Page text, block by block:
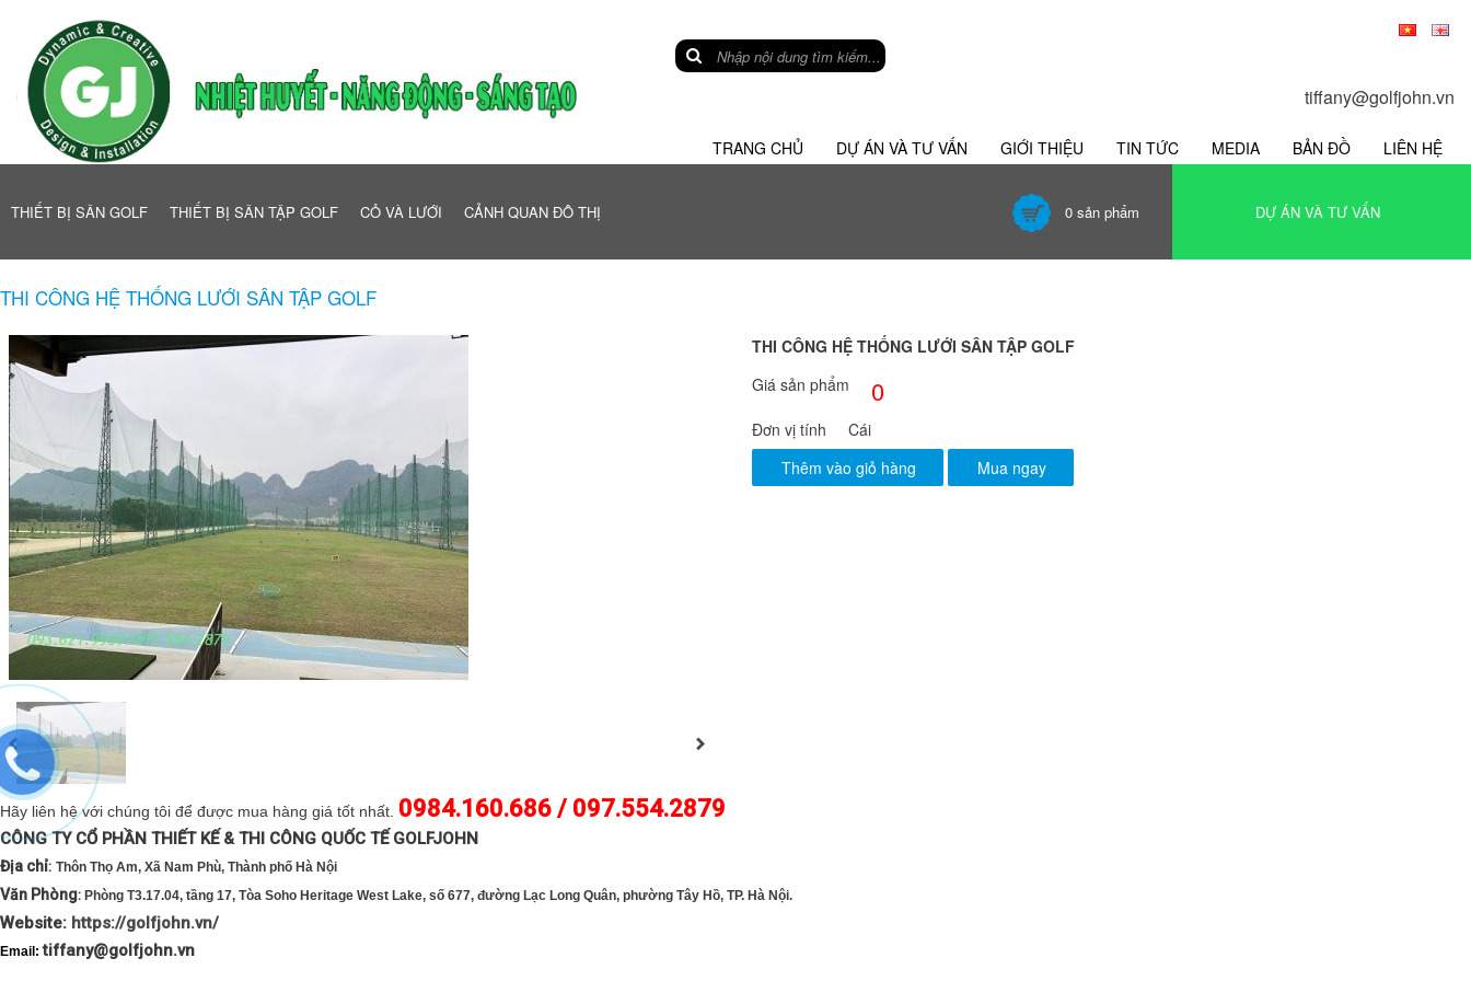
tiffany@golfjohn.vn
TRANG CHỦ DỰ ÁN VÀ TƯ VẤN GIỚI THIỆU TIN TỨC MEDIA BẢN ĐỒ LIÊN HỆ
THIẾT BỊ SÂN GOLF THIẾT BỊ SÂN TẬP GOLF CỎ VÀ LƯỚI CẢNH QUAN ĐÔ THỊ DỰ ÁN VÀ TƯ VẤN
0 sản phẩm
THI CÔNG HỆ THỐNG LƯỚI SÂN TẬP GOLF
THI CÔNG HỆ THỐNG LƯỚI SÂN TẬP GOLF
Giá sản phẩm
0
Đơn vị tính
Cái
Thêm vào giỏ hàng
Mua ngay
Hãy liên hệ với chúng tôi để được mua hàng giá tốt nhất. 0984.160.686 / 097.554.2879
CÔNG TY CỔ PHẦN THIẾT KẾ & THI CÔNG QUỐC TẾ GOLFJOHN
Địa chỉ: Thôn Thọ Am, Xã Nam Phù, Thành phố Hà Nội
Văn Phòng: Phòng T3.17.04, tầng 17, Tòa Soho Heritage West Lake, số 677, đường Lạc Long Quân, phường Tây Hồ, TP. Hà Nội.
Website: https://golfjohn.vn/
Email:tiffany@golfjohn.vn